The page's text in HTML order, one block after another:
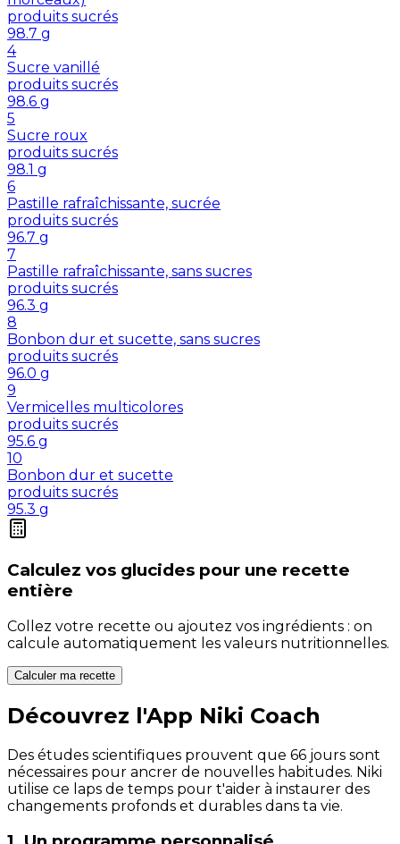
produits sucrés
98.7 g
4
Sucre vanillé
produits sucrés
98.6 g
5
Sucre roux
produits sucrés
98.1 g
6
Pastille rafraîchissante, sucrée
produits sucrés
96.7 g
7
Pastille rafraîchissante, sans sucres
produits sucrés
96.3 g
8
Bonbon dur et sucette, sans sucres
produits sucrés
96.0 g
9
Vermicelles multicolores
produits sucrés
95.6 g
10
Bonbon dur et sucette
produits sucrés
95.3 g
Calculez vos glucides pour une recette
entière
Collez votre recette ou ajoutez vos ingrédients : on
calcule automatiquement les valeurs nutritionnelles.
Calculer ma recette
Découvrez l'App Niki Coach
Des études scientifiques prouvent que 66 jours sont
nécessaires pour ancrer de nouvelles habitudes. Niki
utilise ce laps de temps pour t'aider à instaurer des
changements profonds et durables dans ta vie.